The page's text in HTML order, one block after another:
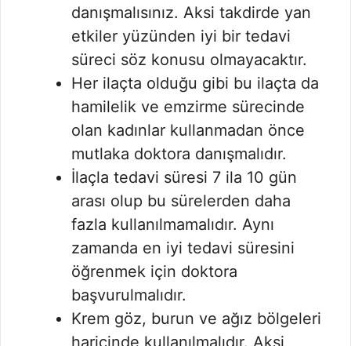
danışmalısınız. Aksi takdirde yan
etkiler yüzünden iyi bir tedavi
süreci söz konusu olmayacaktır.
Her ilaçta olduğu gibi bu ilaçta da
hamilelik ve emzirme sürecinde
olan kadınlar kullanmadan önce
mutlaka doktora danışmalıdır.
İlaçla tedavi süresi 7 ila 10 gün
arası olup bu sürelerden daha
fazla kullanılmamalıdır. Aynı
zamanda en iyi tedavi süresini
öğrenmek için doktora
başvurulmalıdır.
Krem göz, burun ve ağız bölgeleri
haricinde kullanılmalıdır. Aksi